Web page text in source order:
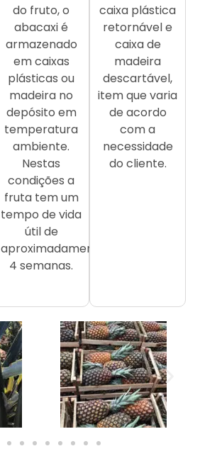
do fruto, o
abacaxi é
armazenado
em caixas
plásticas ou
madeira no
depósito em
temperatura
ambiente.
Nestas
condições a
fruta tem um
tempo de vida
útil de
aproximadamente
4 semanas.
caixa plástica
retornável e
caixa de
madeira
descartável,
item que varia
de acordo
com a
necessidade
do cliente.